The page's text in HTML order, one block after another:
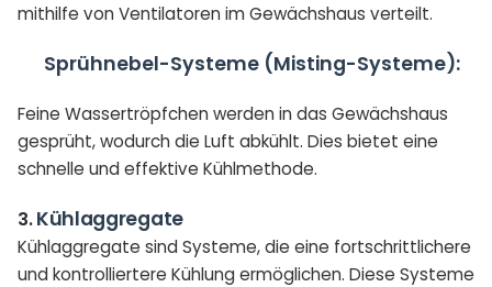
mithilfe von Ventilatoren im Gewächshaus verteilt.
Sprühnebel-Systeme (Misting-Systeme):
Feine Wassertröpfchen werden in das Gewächshaus
gesprüht, wodurch die Luft abkühlt. Dies bietet eine
schnelle und effektive Kühlmethode.
3.Kühlaggregate
Kühlaggregate sind Systeme, die eine fortschrittlichere
und kontrolliertere Kühlung ermöglichen. Diese Systeme